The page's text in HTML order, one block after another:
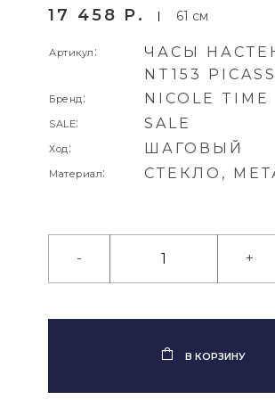
61 см
17 458 P
Артикул :
ЧАСЫ
NT153
Бренд : NICOLE TIME
SALE: SALE
Ход : ШАГОВЫЙ
Материал: СТЕКЛО,
- +
В КОРЗИНУ